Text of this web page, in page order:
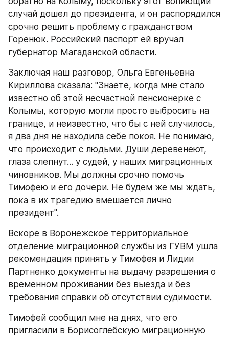
случай дошел до президента, и он распорядился
срочно решить проблему с гражданством
Горенюк. Российский паспорт ей вручал
губернатор Магаданской области.
Заключая наш разговор, Ольга Евгеньевна
Кириллова сказала: "Знаете, когда мне стало
известно об этой несчастной пенсионерке с
Колымы, которую могли просто выбросить на
границе, и неизвестно, что бы с ней случилось,
я два дня не находила себе покоя. Не понимаю,
что происходит с людьми. Души деревенеют,
глаза слепнут... у судей, у наших миграционных
чиновников. Мы должны срочно помочь
Тимофею и его дочери. Не будем же мы ждать,
пока в их трагедию вмешается лично
президент".
Вскоре в Воронежское территориальное
отделение миграционной службы из ГУВМ ушла
рекомендация принять у Тимофея и Лидии
Партненко документы на выдачу разрешения о
временном проживании без выезда и без
требования справки об отсутствии судимости.
Тимофей сообщил мне на днях, что его
пригласили в Борисоглебскую миграционную